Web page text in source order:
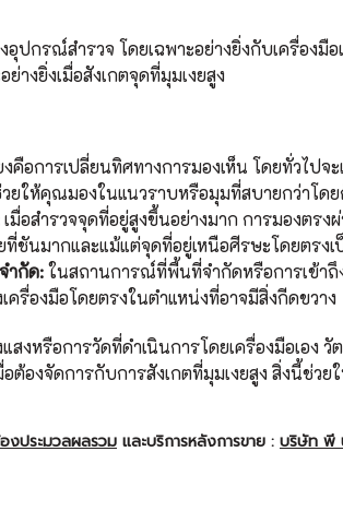
ปกรณ์สำรวจ โดยเฉพาะอย่างยิ่งกับเครื่อง
างยิ่งเมื่อสังเกตจุดที่มุมเงยสูง
คือการเปลี่ยนทิศทางการมองเห็น โดยทั่วไปจ
ยให้คุณมองในแนวราบหรือมุมที่สบายกว่าโด
เมื่อสำรวจจุดที่อยู่สูงขึ้นอย่างมาก การมองตรง
ที่ชันมากและแม้แต่จุดที่อยู่เหนือศีรษะโดยตรง
ำกัด:ในสถานการณ์ที่พื้นที่จำกัดหรือการเข้าถึ
ครื่องมือโดยตรงในตำแหน่งที่อาจมีสิ่งกีดขวาง
แสงหรือการวัดที่ดำเนินการโดยเครื่องมือเอ
ต้องจัดการกับการสังเกตที่มุมเงยสูง สิ่งนี้ช่ว
งประมวลผลรวม และบริการหลังการขาย : บริษัท พี